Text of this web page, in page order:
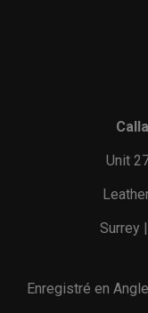
Unit
Surrey
Enregistré en